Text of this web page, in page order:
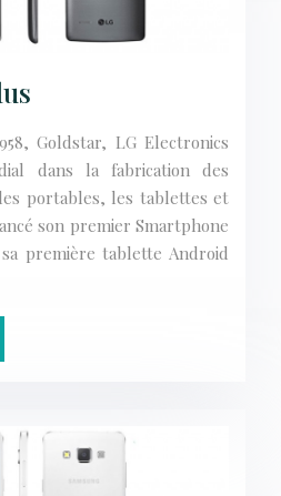
Goldstar, LG Electronics
dans la fabrication des
portables, les tablettes et
son premier Smartphone
première tablette Android